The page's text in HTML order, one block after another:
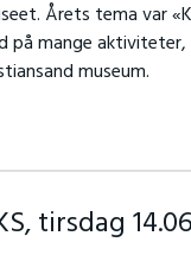
Årets tema var
på mange aktiviteter,
museum.
tirsdag